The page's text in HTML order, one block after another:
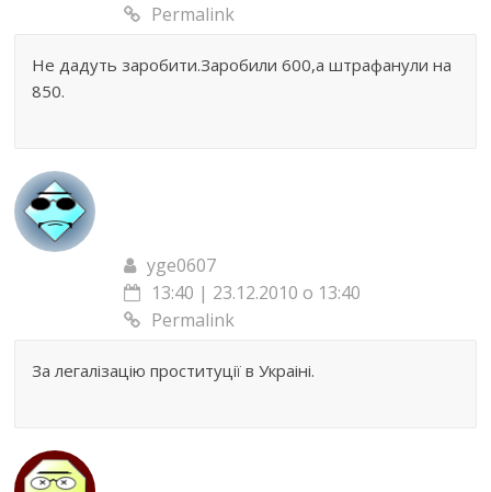
Permalink
Не дадуть заробити.Заробили 600,а штрафанули на
850.
yge0607
13:40 | 23.12.2010 о 13:40
Permalink
За легалізацію проституції в Украіні.